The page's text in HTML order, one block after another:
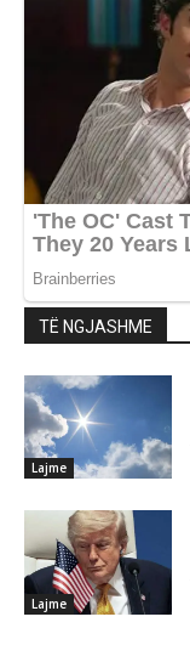
TË NGJASHME
Lajme
Lajme